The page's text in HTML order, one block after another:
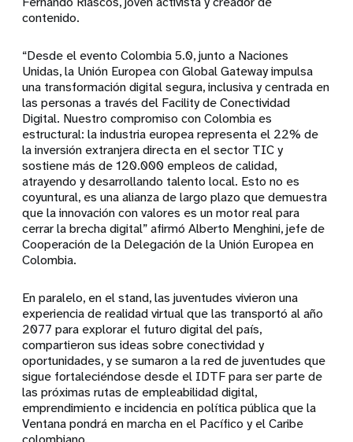
contenido.
“Desde el evento Colombia 5.0, junto a Naciones
Unidas, la Unión Europea con Global Gateway impulsa
una transformación digital segura, inclusiva y centrada en
las personas a través del Facility de Conectividad
Digital. Nuestro compromiso con Colombia es
estructural: la industria europea representa el 22% de
la inversión extranjera directa en el sector TIC y
sostiene más de 120.000 empleos de calidad,
atrayendo y desarrollando talento local. Esto no es
coyuntural, es una alianza de largo plazo que demuestra
que la innovación con valores es un motor real para
cerrar la brecha digital” afirmó Alberto Menghini, jefe de
Cooperación de la Delegación de la Unión Europea en
Colombia.
En paralelo, en el stand, las juventudes vivieron una
experiencia de realidad virtual que las transportó al año
2077 para explorar el futuro digital del país,
compartieron sus ideas sobre conectividad y
oportunidades, y se sumaron a la red de juventudes que
sigue fortaleciéndose desde el IDTF para ser parte de
las próximas rutas de empleabilidad digital,
emprendimiento e incidencia en política pública que la
Ventana pondrá en marcha en el Pacífico y el Caribe